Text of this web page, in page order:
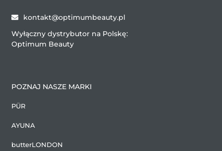
kontakt@optimumbeauty.pl
Wyłączny dystrybutor na Polskę:
Optimum Beauty
POZNAJ NASZE MARKI
PÜR
AYUNA
butterLONDON